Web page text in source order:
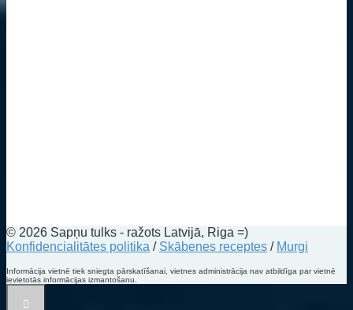
© 2026 Sapņu tulks - ražots Latvijā, Riga =)
Konfidencialitātes politika / Skābenes receptes / Murgi
Informācija vietnē tiek sniegta pārskatīšanai, vietnes administrācija nav atbildīga par vietnē
ievietotās informācijas izmantošanu.